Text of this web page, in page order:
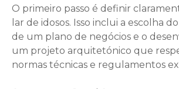
O primeiro passo é definir
lar de idosos. Isso inclui a escolha
de um plano de negócios e o
um projeto arquitetónico que
normas técnicas e regulamentos